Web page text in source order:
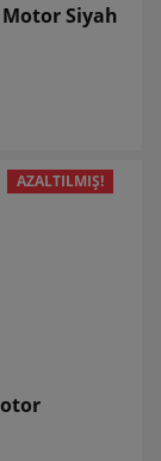
Motor Siyah
AZALTILMIŞ!